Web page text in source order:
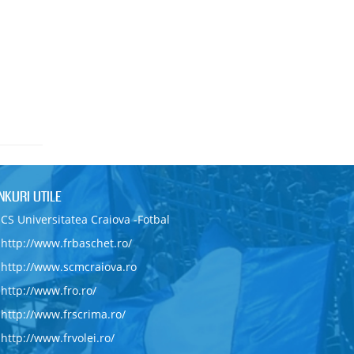
UTILE
CS Universitatea Craiova -Fotbal
http://www.frbaschet.ro/
http://www.scmcraiova.ro
http://www.fro.ro/
http://www.frscrima.ro/
http://www.frvolei.ro/